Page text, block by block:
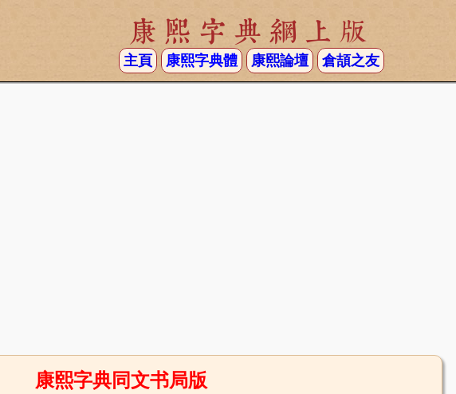
康熙字典網上版
主頁 康熙字典體 康熙論壇 倉頡之友
康熙字典同文书局版